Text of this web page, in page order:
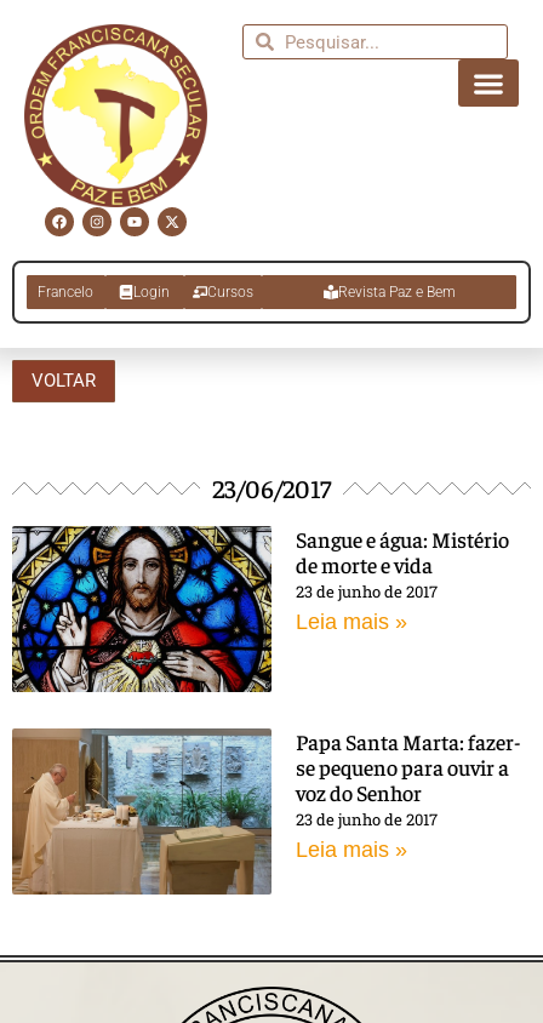
Francelo Login Cursos Revista Paz e Bem
VOLTAR
23/06/2017
Sangue e água: Mistério
de morte e vida
23 de junho de 2017
Leia mais »
Papa Santa Marta: fazer-
se pequeno para ouvir a
voz do Senhor
23 de junho de 2017
Leia mais »